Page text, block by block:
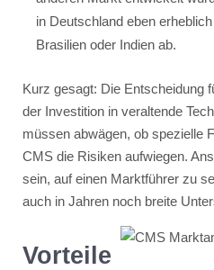
in Deutschland eben
Brasilien oder Indien ab.
Kurz gesagt: Die Entscheidung
der Investition in veraltende
müssen abwägen, ob spezielle
CMS die Risiken aufwiegen.
sein, auf einen Marktführer zu
auch in Jahren noch breite
Vorteile